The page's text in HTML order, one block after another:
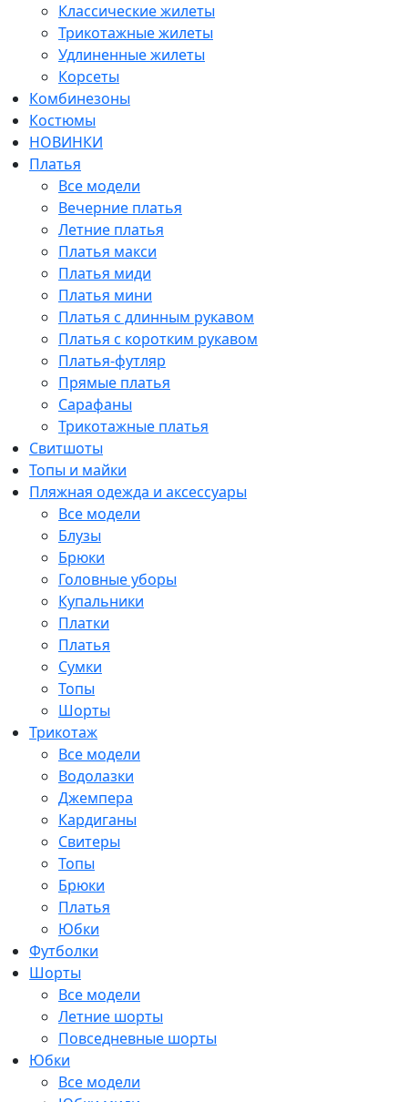
Классические жилеты
Трикотажные жилеты
Удлиненные жилеты
Корсеты
Комбинезоны
Костюмы
НОВИНКИ
Платья
Все модели
Вечерние платья
Летние платья
Платья макси
Платья миди
Платья мини
Платья с длинным рукавом
Платья с коротким рукавом
Платья-футляр
Прямые платья
Сарафаны
Трикотажные платья
Свитшоты
Топы и майки
Пляжная одежда и аксессуары
Все модели
Блузы
Брюки
Головные уборы
Купальники
Платки
Платья
Сумки
Топы
Шорты
Трикотаж
Все модели
Водолазки
Джемпера
Кардиганы
Свитеры
Топы
Брюки
Платья
Юбки
Футболки
Шорты
Все модели
Летние шорты
Повседневные шорты
Юбки
Все модели